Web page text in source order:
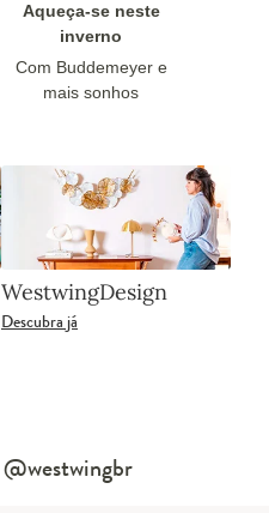
Aqueça-se neste
inverno
Com Buddemeyer e
mais sonhos
WestwingDesign
Descubra já
@westwingbr